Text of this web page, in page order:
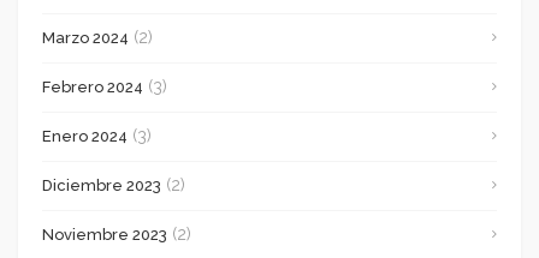
Marzo 2024 (2)
Febrero 2024 (3)
Enero 2024 (3)
Diciembre 2023 (2)
Noviembre 2023 (2)